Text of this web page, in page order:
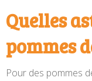
Quelles
pommes
Pour des pommes